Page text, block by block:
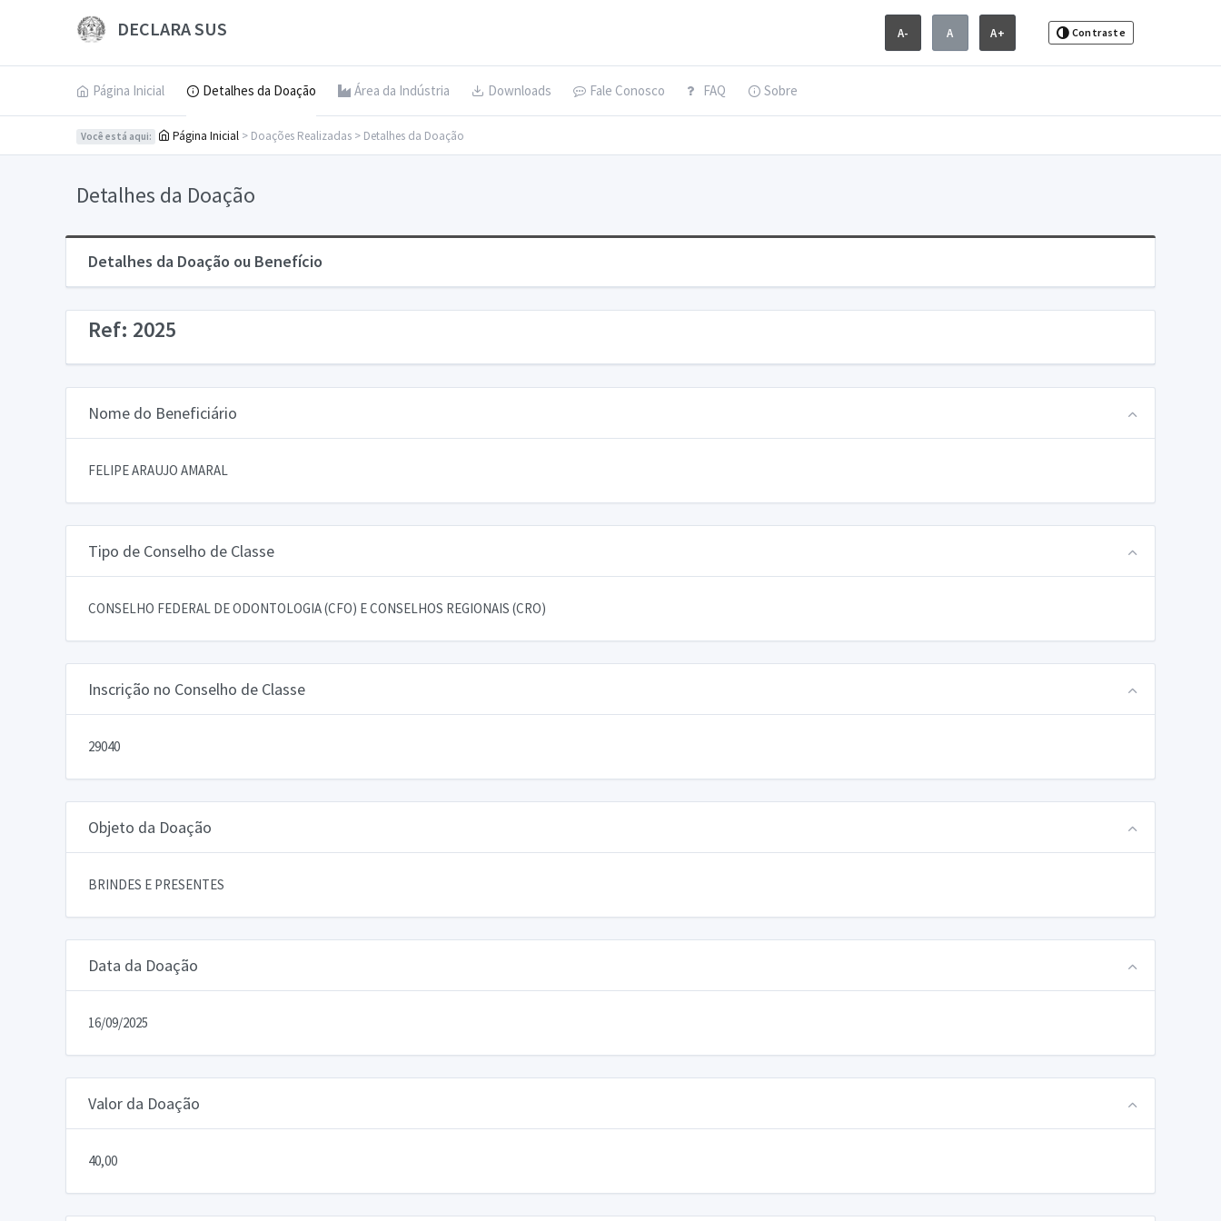
DECLARA SUS A- A A+ Contraste
Página Inicial Detalhes da Doação Área da Indústria Downloads Fale Conosco FAQ Sobre
Você está aqui: Página Inicial > Doações Realizadas > Detalhes da Doação
Detalhes da Doação
Detalhes da Doação ou Benefício
Ref: 2025
Nome do Beneficiário
FELIPE ARAUJO AMARAL
Tipo de Conselho de Classe
CONSELHO FEDERAL DE ODONTOLOGIA (CFO) E CONSELHOS REGIONAIS (CRO)
Inscrição no Conselho de Classe
29040
Objeto da Doação
BRINDES E PRESENTES
Data da Doação
16/09/2025
Valor da Doação
40,00